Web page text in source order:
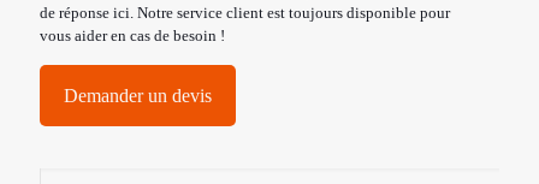
de réponse ici. Notre service client est toujours disponible pour
vous aider en cas de besoin !
Demander un devis